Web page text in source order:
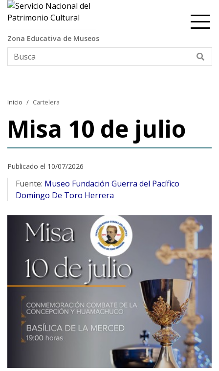
Contenido principal
Zona Educativa de Museos
Inicio Cartelera
Misa 10 de julio
Publicado el 10/07/2026
Fuente: Museo Fundación Guerra del Pacífico
Domingo De Toro Herrera